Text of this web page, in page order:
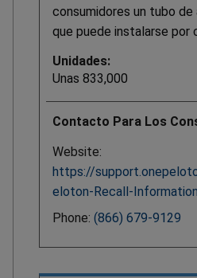
consumidores un tubo
que puede instalarse por
Unidades:
Unas 833,000
Contacto Para Los
Website:
https://
eloton-Recall-
Phone: (866) 679-9129